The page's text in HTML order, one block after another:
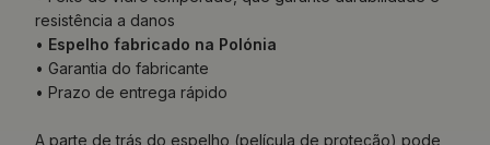
resistência a danos
• Espelho fabricado na Polónia
• Garantia do fabricante
• Prazo de entrega rápido
A parte de trás do espelho (película de proteção) pode